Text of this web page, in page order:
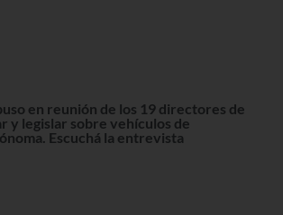
en reunión de los 19 directores de
y legislar sobre vehículos de
Escuchá la entrevista